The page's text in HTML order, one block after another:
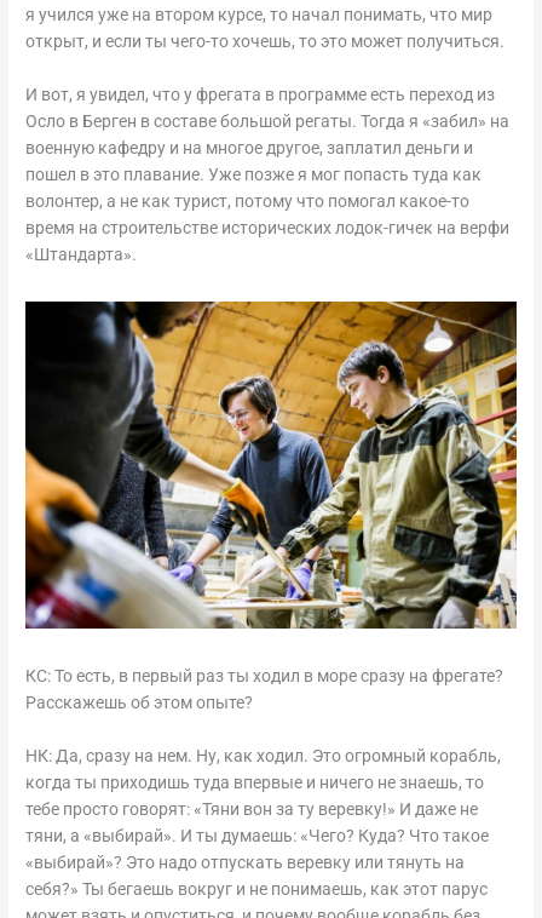
я учился уже на втором курсе, то начал понимать, что мир
открыт, и если ты чего-то хочешь, то это может получиться.
И вот, я увидел, что у фрегата в программе есть переход из
Осло в Берген в составе большой регаты. Тогда я «забил» на
военную кафедру и на многое другое, заплатил деньги и
пошел в это плавание. Уже позже я мог попасть туда как
волонтер, а не как турист, потому что помогал какое-то
время на строительстве исторических лодок-гичек на верфи
«Штандарта».
КС: То есть, в первый раз ты ходил в море сразу на фрегате?
Расскажешь об этом опыте?
НК: Да, сразу на нем. Ну, как ходил. Это огромный корабль,
когда ты приходишь туда впервые и ничего не знаешь, то
тебе просто говорят: «Тяни вон за ту веревку!» И даже не
тяни, а «выбирай». И ты думаешь: «Чего? Куда? Что такое
«выбирай»? Это надо отпускать веревку или тянуть на
себя?» Ты бегаешь вокруг и не понимаешь, как этот парус